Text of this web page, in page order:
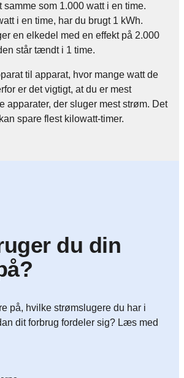
samme som 1.000 watt i en time.
i en time, har du brugt 1 kWh.
en elkedel med en effekt på 2.000
står tændt i 1 time.
til apparat, hvor mange watt de
er det vigtigt, at du er mest
apparater, der sluger mest strøm. Det
spare flest kilowatt-timer.
du din
på, hvilke strømslugere du har i
dit forbrug fordeler sig? Læs med